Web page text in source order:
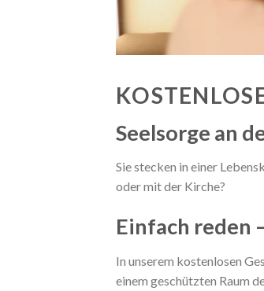
Seelsorge an
Sie stecken in einer
oder mit der Kirche?
Einfach reden
In unserem kostenlosen
einem geschützten Raum